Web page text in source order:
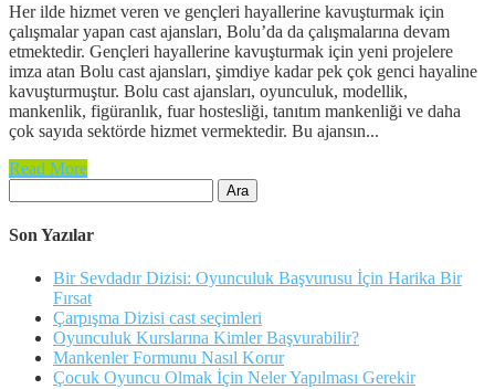
Her ilde hizmet veren ve gençleri hayallerine kavuşturmak için
çalışmalar yapan cast ajansları, Bolu’da da çalışmalarına devam
etmektedir. Gençleri hayallerine kavuşturmak için yeni projelere
imza atan Bolu cast ajansları, şimdiye kadar pek çok genci hayaline
kavuşturmuştur. Bolu cast ajansları, oyunculuk, modellik,
mankenlik, figüranlık, fuar hostesliği, tanıtım mankenliği ve daha
çok sayıda sektörde hizmet vermektedir. Bu ajansın...
Read More
Son Yazılar
Bir Sevdadır Dizisi: Oyunculuk Başvurusu İçin Harika Bir
Fırsat
Çarpışma Dizisi cast seçimleri
Oyunculuk Kurslarına Kimler Başvurabilir?
Mankenler Formunu Nasıl Korur
Çocuk Oyuncu Olmak İçin Neler Yapılması Gerekir